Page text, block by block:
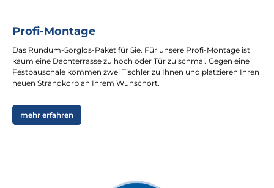
Profi-Montage
Das Rundum-Sorglos-Paket für Sie. Für unsere Profi-Montage ist
kaum eine Dachterrasse zu hoch oder Tür zu schmal. Gegen eine
Festpauschale kommen zwei Tischler zu Ihnen und platzieren Ihren
neuen Strandkorb an Ihrem Wunschort.
mehr erfahren